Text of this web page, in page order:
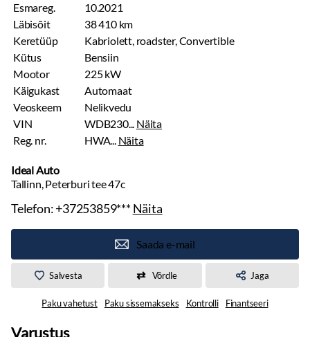
Esmareg.
10.2021
Läbisõit
38 410 km
Keretüüp
Kabriolett, roadster, Convertible
Kütus
Bensiin
Mootor
225 kW
Käigukast
Automaat
Veoskeem
Nelikvedu
VIN
WDB230... Näita
Reg. nr.
HWA... Näita
Ideal Auto
Tallinn, Peterburi tee 47c
Telefon:+37253859***Näita
Saada e-mail
Salvesta Võrdle Jaga
Paku vahetust Paku sissemakseks Kontrolli Finantseeri
Varustus